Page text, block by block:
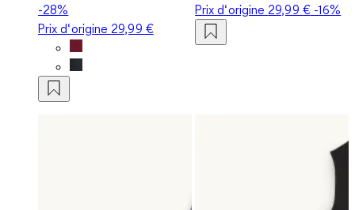
-28%
Prix d‘origine 29,99 €
Prix d‘origine 29,99 €-16%